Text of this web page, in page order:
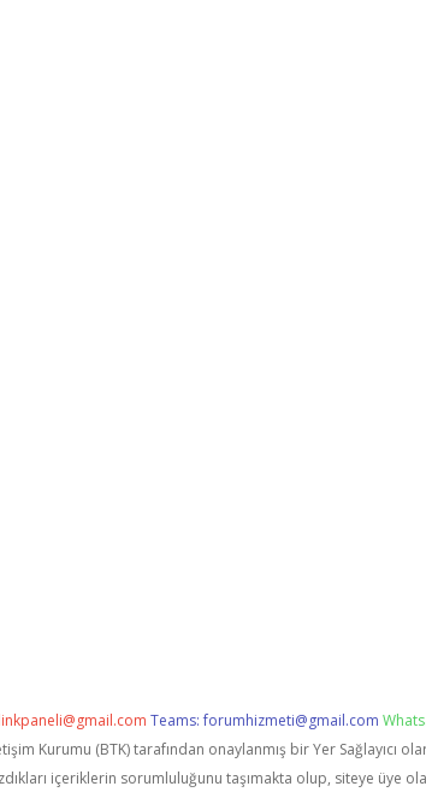
Teams:forumhizmeti@gmail.com
Kurumu (BTK) tarafından onaylanmış bir Yer
içeriklerin sorumluluğunu taşımakta olup, siteye üye